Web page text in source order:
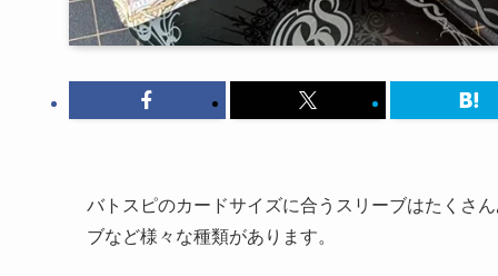
バトスピのカードサイズに合うスリーブはたくさ
ブなど様々な種類があります。